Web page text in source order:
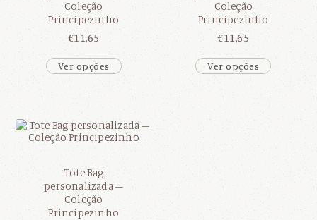
Coleção
Principezinho
€11,65
Ver opções
Coleção
Principezinho
€11,65
Ver opções
Tote Bag
personalizada –
Coleção
Principezinho